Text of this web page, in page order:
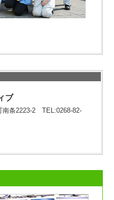
ブ
南条2223-2 TEL:0268-82-